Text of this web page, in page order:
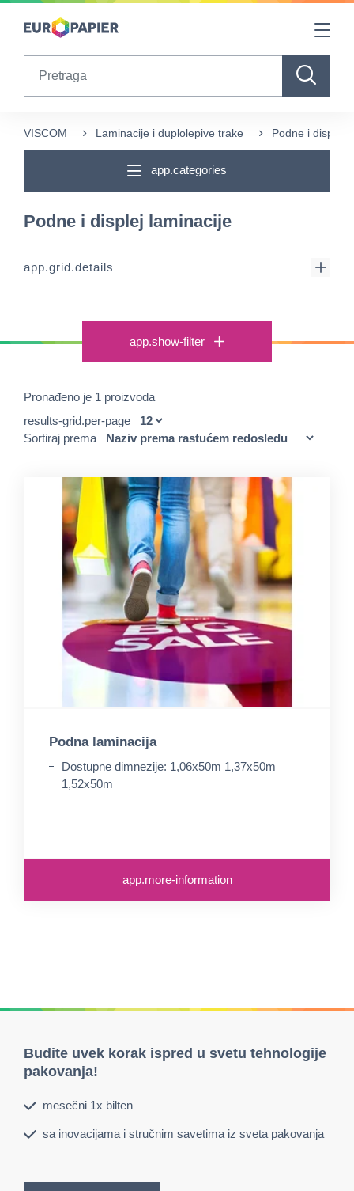
Table Of Content
VISCOM Laminacije i duplolepive trake Podne i displej
app.categories
Podne i displej laminacije
app.grid.details
app.show-filter
Pronađeno je 1 proizvoda
results-grid.per-page
Sortiraj prema
Podna laminacija
Dostupne dimnezije: 1,06x50m 1,37x50m
1,52x50m
app.more-information
Budite uvek korak ispred u svetu tehnologije
pakovanja!
mesečni 1x bilten
sa inovacijama i stručnim savetima iz sveta pakovanja